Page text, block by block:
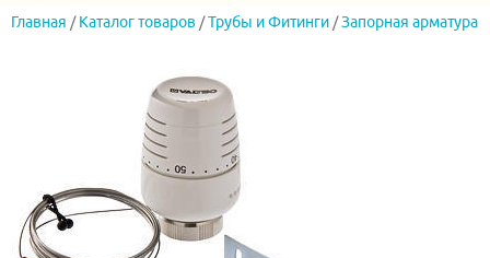
Главная / Каталог товаров /Трубы и Фитинги /Запорная арматура